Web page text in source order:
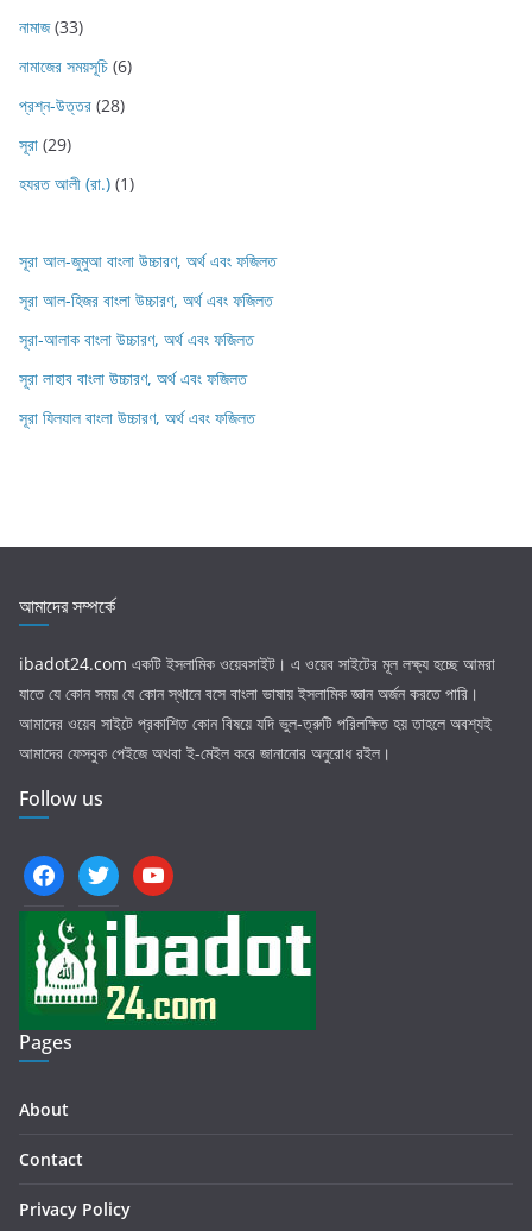
নামাজ(33)
নামাজের সময়সূচি (6)
প্রশ্ন-উত্তর (28)
সূরা (29)
হযরত আলী (রা.) (1)
সূরা আল-জুমুআ বাংলা উচ্চারণ, অর্থ এবং ফজিলত
সূরা আল-হিজর বাংলা উচ্চারণ, অর্থ এবং ফজিলত
সূরা-আলাক বাংলা উচ্চারণ, অর্থ এবং ফজিলত
সূরা লাহাব‌‌‌ বাংলা উচ্চারণ, অর্থ এবং ফজিলত
সূরা যিলযাল বাংলা উচ্চারণ, অর্থ এবং ফজিলত
আমাদের সম্পর্কে
ibadot24.com একটি ইসলামিক ওয়েবসাইট। এ ওয়েব সাইটের মূল লক্ষ্য হচ্ছে আমরা
যাতে যে কোন সময় যে কোন স্থানে বসে বাংলা ভাষায় ইসলামিক জ্ঞান অর্জন করতে পারি।
আমাদের ওয়েব সাইটে প্রকাশিত কোন বিষয়ে যদি ভুল-ত্রুটি পরিলক্ষিত হয় তাহলে অবশ্যই
আমাদের ফেসবুক পেইজে অথবা ই-মেইল করে জানানোর অনুরোধ রইল।
Follow us
facebooktwitter youtube
Pages
About
Contact
Privacy Policy